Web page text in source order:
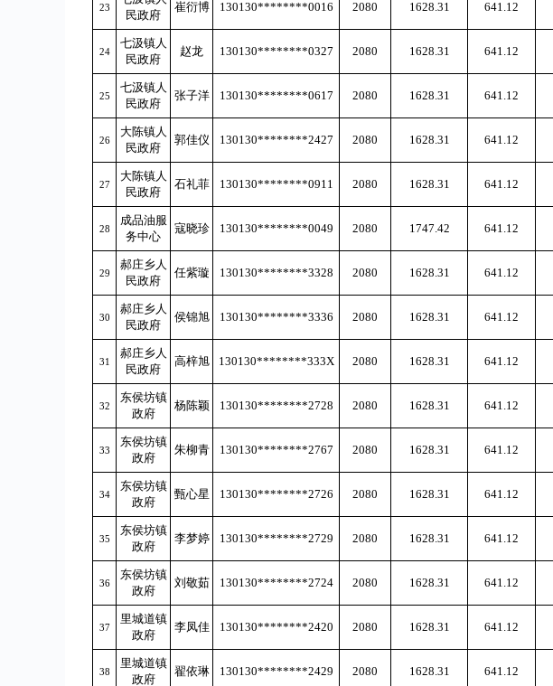
23
民政府
崔衍博 130130********0016 2080 1628.31 641.12
24
七汲镇人
民政府
赵龙 130130********0327 2080 1628.31 641.12
25
七汲镇人
民政府
张子洋 130130********0617 2080 1628.31 641.12
26
大陈镇人
民政府
郭佳仪 130130********2427 2080 1628.31 641.12
27
大陈镇人
民政府
石礼菲 130130********0911 2080 1628.31 641.12
28
成品油服
务中心
寇晓珍 130130********0049 2080 1747.42 641.12
29
郝庄乡人
民政府
任紫璇 130130********3328 2080 1628.31 641.12
30
郝庄乡人
民政府
侯锦旭 130130********3336 2080 1628.31 641.12
31
郝庄乡人
民政府
高梓旭 130130********333X 2080 1628.31 641.12
32
东侯坊镇
政府
杨陈颖 130130********2728 2080 1628.31 641.12
33
东侯坊镇
政府
朱柳青 130130********2767 2080 1628.31 641.12
34
东侯坊镇
政府
甄心星 130130********2726 2080 1628.31 641.12
35
东侯坊镇
政府
李梦婷 130130********2729 2080 1628.31 641.12
36
东侯坊镇
政府
刘敬茹 130130********2724 2080 1628.31 641.12
37
里城道镇
政府
李凤佳 130130********2420 2080 1628.31 641.12
38
里城道镇
政府
翟依琳 130130********2429 2080 1628.31 641.12